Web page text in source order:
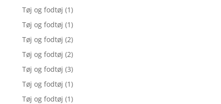
Tøj og fodtøj (1)
Tøj og fodtøj (1)
Tøj og fodtøj (2)
Tøj og fodtøj (2)
Tøj og fodtøj (3)
Tøj og fodtøj (1)
Tøj og fodtøj (1)